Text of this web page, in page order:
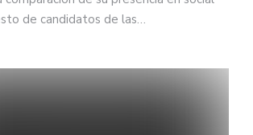
de candidatos de las…